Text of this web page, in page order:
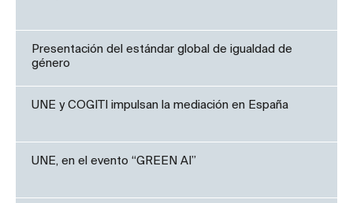
Presentación del estándar global de igualdad de
género
UNE y COGITI impulsan la mediación en España
UNE, en el evento “GREEN AI”